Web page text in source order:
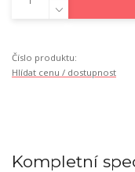
Číslo produktu:
Hlídat cenu / dostupnost
Kompletní